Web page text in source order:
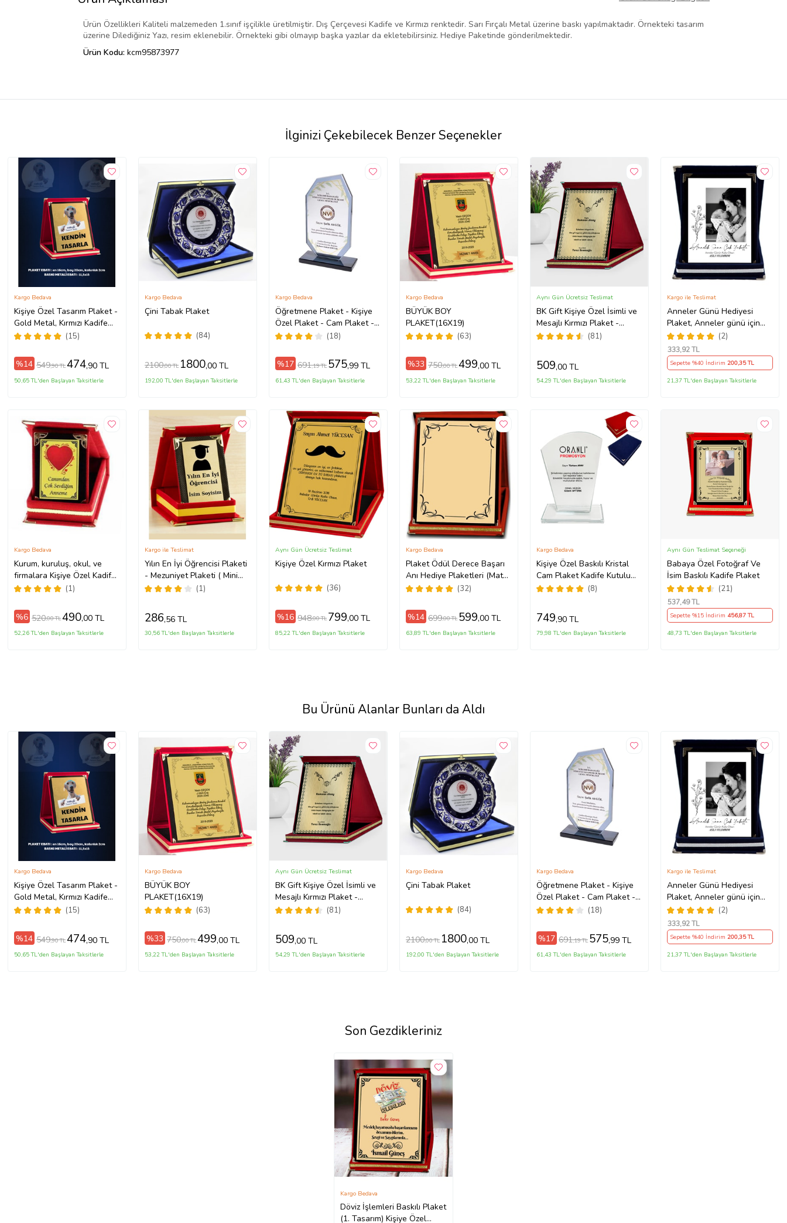
Ürün Özellikleri Kaliteli malzemeden 1.sınıf işçilikle üretilmiştir. Dış Çerçevesi Kadife ve Kırmızı renktedir. Sarı Fırçalı Metal üzerine baskı yapılmaktadır. Örnekteki tasarım
üzerine Dilediğiniz Yazı, resim eklenebilir. Örnekteki gibi olmayıp başka yazılar da ekletebilirsiniz. Hediye Paketinde gönderilmektedir.
Ürün Kodu: kcm95873977
İlginizi Çekebilecek Benzer Seçenekler
Kişiye Özel Tasarım Plaket -
Gold Metal, Kırmızı Kadife
Kutulu / Kendin Tasarla
(15)
Kargo Bedava
%14 549,90 TL474,90 TL
50,65 TL'den Başlayan Taksitlerle
Çini Tabak Plaket
(84)
Kargo Bedava
2100,00 TL 1800,00 TL
192,00 TL'den Başlayan Taksitlerle
Öğretmene Plaket - Kişiye
Özel Plaket - Cam Plaket -
Kristal Plaket (18)
Kargo Bedava
%17 691,19 TL 575,99 TL
61,43 TL'den Başlayan Taksitlerle
BÜYÜK BOY
PLAKET(16X19)
(63)
Kargo Bedava
%33 750,00 TL499,00 TL
53,22 TL'den Başlayan Taksitlerle
BK Gift Kişiye Özel İsimli ve
Mesajlı Kırmızı Plaket -
Öğretmenler Günü,
(81)
Aynı Gün Ücretsiz Teslimat
509,00 TL
54,29 TL'den Başlayan Taksitlerle
Anneler Günü Hediyesi
Plaket, Anneler günü için
Plaket Anneler günü plaketi
(2)
Kargo ile Teslimat
333,92 TL
Sepette %40 İndirim200,35 TL
21,37 TL'den Başlayan Taksitlerle
Kurum, kuruluş, okul, ve
firmalara Kişiye Özel Kadife
kutusunda Kırmızı veya
(Kırmızı)
(1)
Kargo Bedava
%6 520,00 TL490,00 TL
52,26 TL'den Başlayan Taksitlerle
Yılın En İyi Öğrencisi Plaketi
- Mezuniyet Plaketi ( Mini
Plaket )
(1)
Kargo ile Teslimat
286,56 TL
30,56 TL'den Başlayan Taksitlerle
Kişiye Özel Kırmızı Plaket
(36)
Aynı Gün Ücretsiz Teslimat
%16 948,00 TL 799,00 TL
85,22 TL'den Başlayan Taksitlerle
Plaket Ödül Derece Başarı
Anı Hediye Plaketleri (Mat
Altın)
(32)
Kargo Bedava
%14 699,00 TL 599,00 TL
63,89 TL'den Başlayan Taksitlerle
Kişiye Özel Baskılı Kristal
Cam Plaket Kadife Kutulu
No:03 (Kırmızı)(8)
Kargo Bedava
749,90 TL
79,98 TL'den Başlayan Taksitlerle
Babaya Özel Fotoğraf Ve
İsim Baskılı Kadife Plaket
(21)
Aynı Gün Teslimat Seçeneği
537,49 TL
Sepette %15 İndirim 456,87 TL
48,73 TL'den Başlayan Taksitlerle
Bu Ürünü Alanlar Bunları da Aldı
Kişiye Özel Tasarım Plaket -
Gold Metal, Kırmızı Kadife
Kutulu / Kendin Tasarla
(15)
Kargo Bedava
%14 549,90 TL474,90 TL
50,65 TL'den Başlayan Taksitlerle
BÜYÜK BOY
PLAKET(16X19)
(63)
Kargo Bedava
%33 750,00 TL499,00 TL
53,22 TL'den Başlayan Taksitlerle
BK Gift Kişiye Özel İsimli ve
Mesajlı Kırmızı Plaket -
Öğretmenler Günü,
(81)
Aynı Gün Ücretsiz Teslimat
509,00 TL
54,29 TL'den Başlayan Taksitlerle
Çini Tabak Plaket
(84)
Kargo Bedava
2100,00 TL 1800,00 TL
192,00 TL'den Başlayan Taksitlerle
Öğretmene Plaket - Kişiye
Özel Plaket - Cam Plaket -
Kristal Plaket (18)
Kargo Bedava
%17 691,19 TL 575,99 TL
61,43 TL'den Başlayan Taksitlerle
Anneler Günü Hediyesi
Plaket, Anneler günü için
Plaket Anneler günü plaketi
(2)
Kargo ile Teslimat
333,92 TL
Sepette %40 İndirim200,35 TL
21,37 TL'den Başlayan Taksitlerle
Son Gezdikleriniz
Döviz İşlemleri Baskılı Plaket
(1. Tasarım) Kişiye Özel
Kargo Bedava